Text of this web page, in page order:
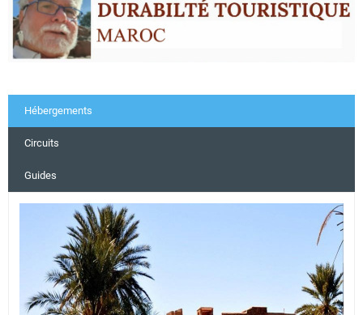
Hébergements
Circuits
Guides